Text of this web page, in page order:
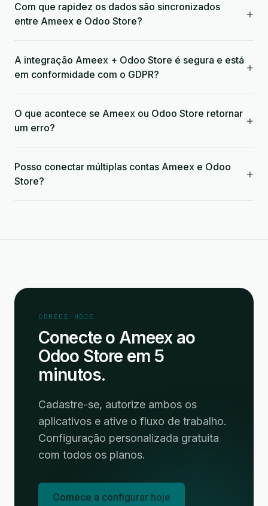
Com que rapidez os dados são sincronizados
entre Ameex e Odoo Store?
+
A integração Ameex + Odoo Store é segura e está
em conformidade com o GDPR?
+
O que acontece se Ameex ou Odoo Store retornar
um erro?
+
Posso conectar múltiplas contas Ameex e Odoo
Store?
+
COMECE HOJE
Conecte o Ameex ao
Odoo Store em 5
minutos.
Cadastre-se, autorize ambos os
aplicativos e ative o fluxo de trabalho.
Configuração personalizada gratuita
com todos os planos.
Comece a configurar hoje